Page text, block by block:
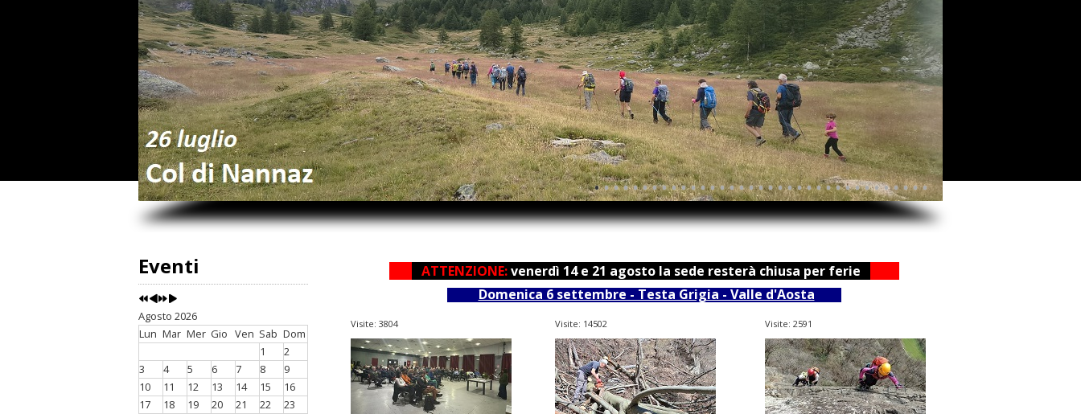
•••••••••••••••••••••••••••••••••••
Eventi
Agosto 2026
Lun Mar Mer Gio Ven Sab Dom
1
2
3
4 5 6 7 8
9
10
11 12 13 14 15
16
17
18 19 20 21 22
23
ATTENZIONE:venerdì 14 e 21 agosto la sede resterà chiusa per ferie
Domenica 6 settembre - Testa Grigia - Valle d'Aosta
Visite: 3804 Visite: 14502 Visite: 2591